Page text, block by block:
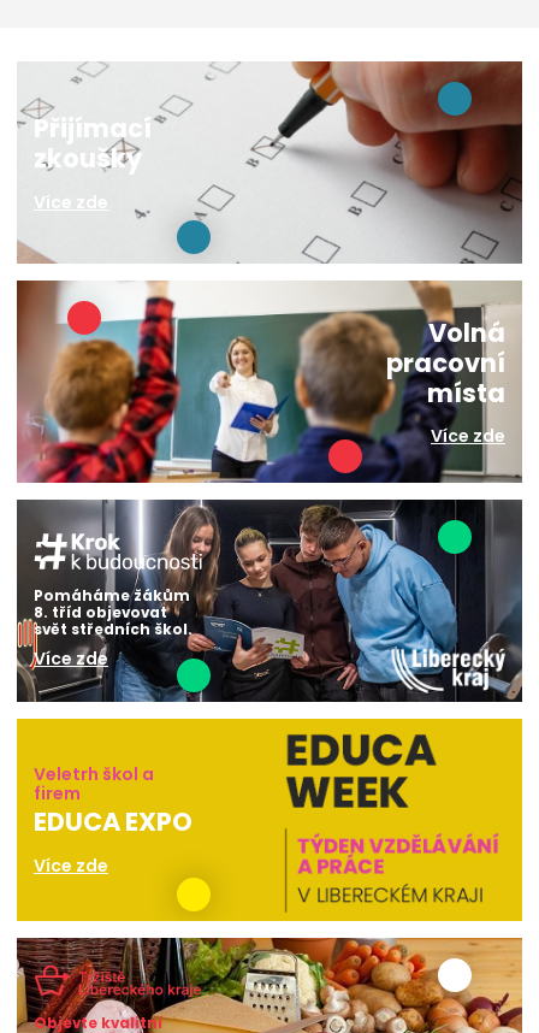
Přijímací
zkoušky
Více zde
Volná
pracovní
místa
Více zde
Pomáháme žákům
8. tříd objevovat
svět středních škol.
Více zde
Veletrh škol a
firem
EDUCA EXPO
Více zde
Objevte kvalitní